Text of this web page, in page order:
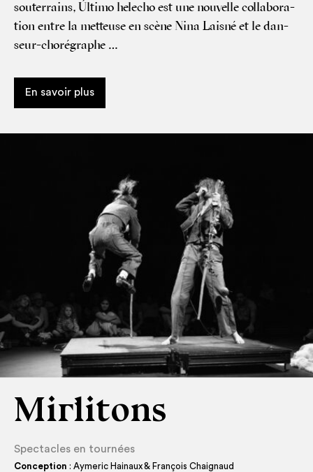
sou­ter­rains, Últi­mo hele­cho est une nou­velle col­la­bo­ra­
tion entre la met­teuse en scène Nina Lais­né et le dan­
seur-cho­ré­graphe …
En savoir plus
Mirlitons
Spectacles en tournées
Conception : Aymeric Hainaux & François Chaignaud